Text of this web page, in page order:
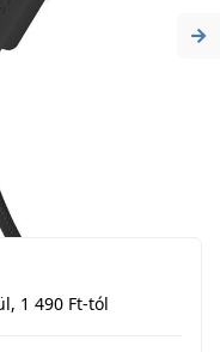
1 490 Ft-tól